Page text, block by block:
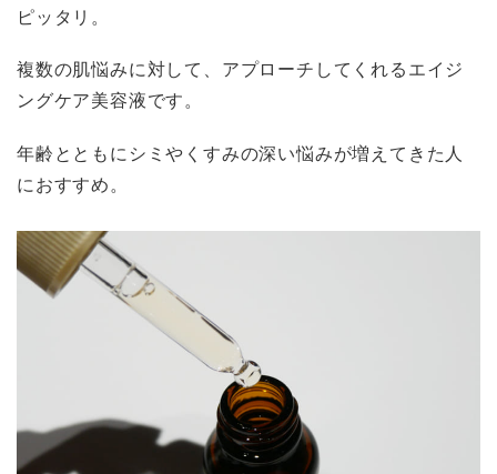
ピッタリ。
複数の肌悩みに対して、アプローチしてくれるエイジ
ングケア美容液です。
年齢とともにシミやくすみの深い悩みが増えてきた人
におすすめ。